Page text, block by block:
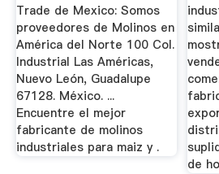
Trade de Mexico: Somos
proveedores de Molinos en
América del Norte 100 Col.
Industrial Las Américas,
Nuevo León, Guadalupe
67128. México. ...
Encuentre el mejor
fabricante de molinos
industriales para maiz y .
de